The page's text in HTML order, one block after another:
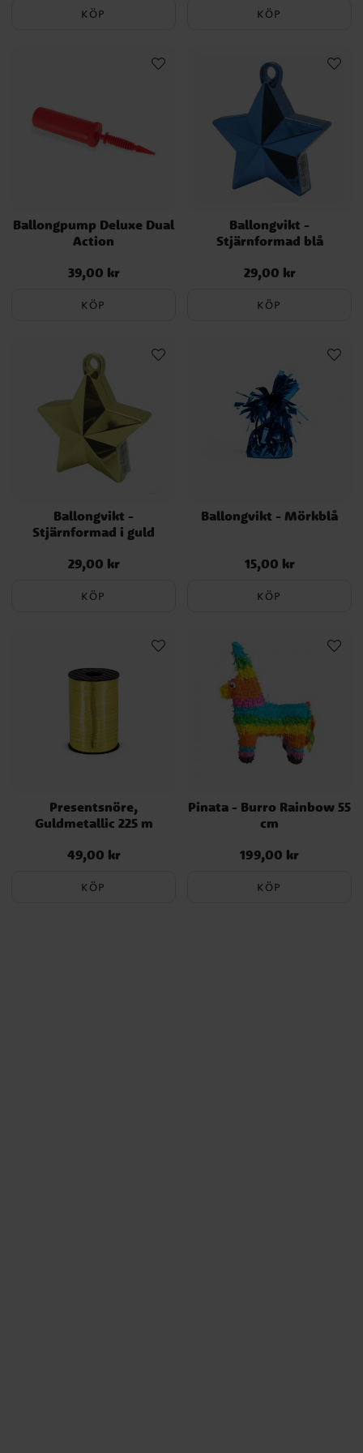
KÖP KÖP
Ballongpump Deluxe Dual
Action
Pris:39,00 kr
39,00 kr
KÖP
Ballongvikt -
Stjärnformad blå
Pris:29,00 kr
29,00 kr
KÖP
Ballongvikt -
Stjärnformad i guld
Pris:29,00 kr
29,00 kr
KÖP
Ballongvikt - Mörkblå
Pris:15,00 kr
15,00 kr
KÖP
Presentsnöre,
Guldmetallic 225 m
Pris:49,00 kr
49,00 kr
KÖP
Pinata - Burro Rainbow 55
cm
Pris:199,00 kr
199,00 kr
KÖP